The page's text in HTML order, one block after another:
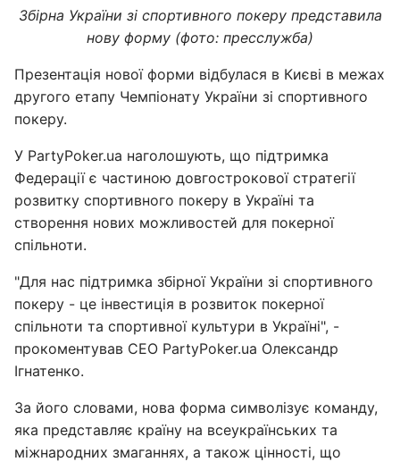
Збірна України зі спортивного покеру представила
нову форму (фото: пресслужба)
Презентація нової форми відбулася в Києві в межах
другого етапу Чемпіонату України зі спортивного
покеру.
У PartyPoker.ua наголошують, що підтримка
Федерації є частиною довгострокової стратегії
розвитку спортивного покеру в Україні та
створення нових можливостей для покерної
спільноти.
"Для нас підтримка збірної України зі спортивного
покеру - це інвестиція в розвиток покерної
спільноти та спортивної культури в Україні", -
прокоментував CEO PartyPoker.ua Олександр
Ігнатенко.
За його словами, нова форма символізує команду,
яка представляє країну на всеукраїнських та
міжнародних змаганнях, а також цінності, що